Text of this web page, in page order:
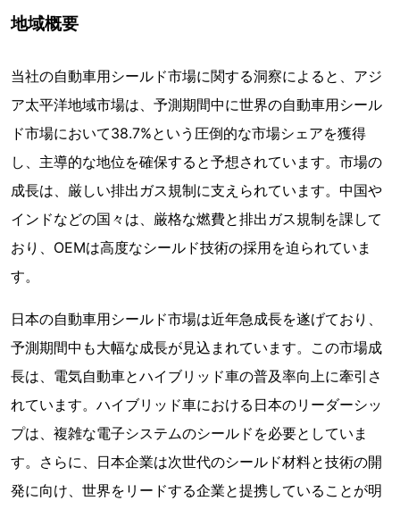
地域概要
当社の自動車用シールド市場に関する洞察によると、アジ
ア太平洋地域市場は、予測期間中に世界の自動車用シール
ド市場において38.7%という圧倒的な市場シェアを獲得
し、主導的な地位を確保すると予想されています。市場の
成長は、厳しい排出ガス規制に支えられています。中国や
インドなどの国々は、厳格な燃費と排出ガス規制を課して
おり、OEMは高度なシールド技術の採用を迫られていま
す。
日本の自動車用シールド市場は近年急成長を遂げており、
予測期間中も大幅な成長が見込まれています。この市場成
長は、電気自動車とハイブリッド車の普及率向上に牽引さ
れています。ハイブリッド車における日本のリーダーシッ
プは、複雑な電子システムのシールドを必要としていま
す。さらに、日本企業は次世代のシールド材料と技術の開
発に向け、世界をリードする企業と提携していることが明